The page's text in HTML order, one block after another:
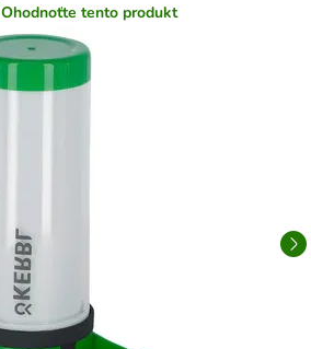
Ohodnoťte tento produkt